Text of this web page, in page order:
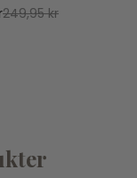
249,95 kr